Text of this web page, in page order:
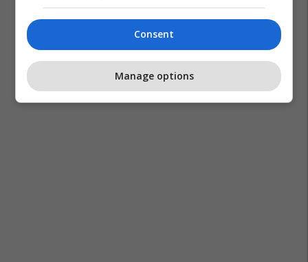
Mashtrimet Online Policia E Kosovës Prizren
Consent
Manage options